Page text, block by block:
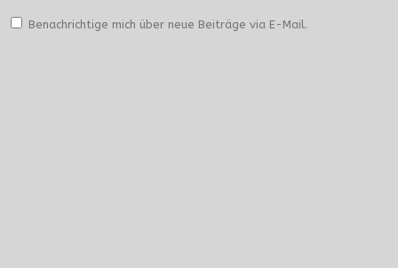
Benachrichtige mich über neue Beiträge via E-Mail.